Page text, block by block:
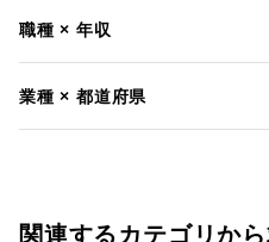
職種 × 年収
業種 × 都道府県
関連するカテゴリか